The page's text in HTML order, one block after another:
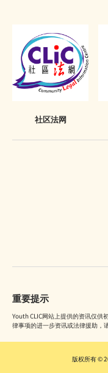
吊销驾驶执照
签保守行为
有条件或无条件释放
《罪犯自新条例》
社区法网
重要提示
Youth CLIC网站上提供的资讯仅供
律事项的进一步资讯或法律援助，
版权所有 ©